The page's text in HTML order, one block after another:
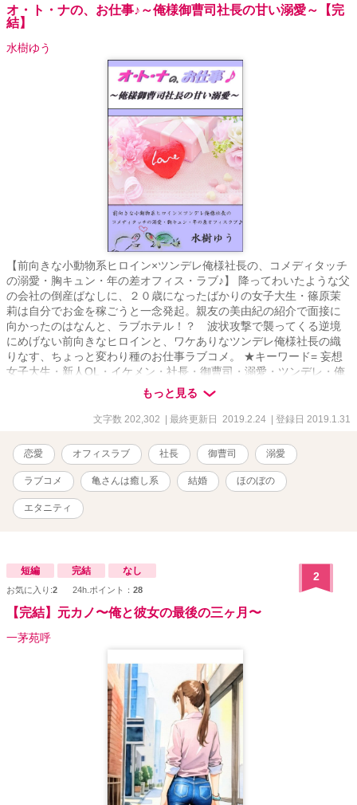
オ・ト・ナの、お仕事♪～俺様御曹司社長の甘い溺愛～【完
結】
水樹ゆう
【前向きな小動物系ヒロイン×ツンデレ俺様社長の、コメディタッチ
の溺愛・胸キュン・年の差オフィス・ラブ♪】 降ってわいたような父
の会社の倒産ばなしに、２０歳になったばかりの女子大生・篠原茉
莉は自分でお金を稼ごうと一念発起。親友の美由紀の紹介で面接に
向かったのはなんと、ラブホテル！？ 波状攻撃で襲ってくる逆境
にめげない前向きなヒロインと、ワケありなツンデレ俺様社長の織
りなす、ちょっと変わり種のお仕事ラブコメ。 ★キーワード= 妄想
女子大生・新人OL・イケメン・社長・御曹司・溺愛・ツンデレ・俺
様・婚約破棄・年の差・お仕事・ラブコメ・大人の恋・恋愛・夢・
家族・ペット（ミドリガメ）。 ★基本的に20歳の女性視点のコメデ
ィタッチのストーリーです。（途中幕間として、男性視点もありま
します） ★更新について 1日1～５ページ。1ページは1000文字か
ら2000文字程度です。 ★恋愛小説大賞への応援、ありがとうござい
ました♪ 一ヵ月ほどの連載になるかと思います。前作【ワケあり上司
の愛し方】と少しリンクする部分もありますので、その辺も楽しん
でいただけたら嬉しいです。（全く別の物語ですので、前作が未読
でもお楽しみいただけます）＾＾ 2019/01/31 連載開始
等で更新があがるかもしれません。
もっと見る
文字数 202,302 | 最終更新日 2019.2.24 | 登録日 2019.1.31
恋愛 オフィスラブ 社長 御曹司 溺愛
ラブコメ 亀さんは癒し系 結婚 ほのぼの
エタニティ
短編 完結 なし
お気に入り:2 24h.ポイント： 28
2
【完結】元カノ〜俺と彼女の最後の三ヶ月〜
一茅苑呼